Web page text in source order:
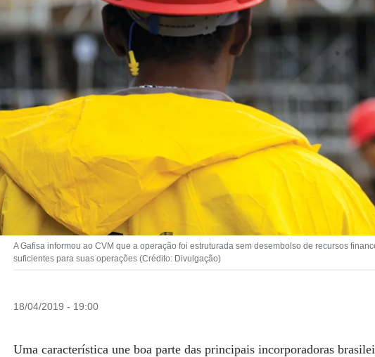
A Gafisa informou ao CVM que a operação foi estruturada sem desembolso de recursos
suficientes para suas operações (Crédito: Divulgação)
18/04/2019 - 19:00
Uma característica une boa parte das principais incorporadoras